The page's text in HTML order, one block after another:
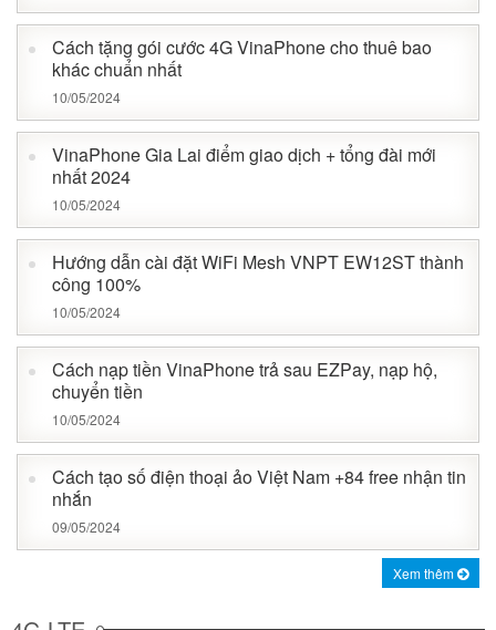
Cách tặng gói cước 4G VinaPhone cho thuê bao
khác chuẩn nhất
10/05/2024
VinaPhone Gia Lai điểm giao dịch + tổng đài mới
nhất 2024
10/05/2024
Hướng dẫn cài đặt WiFi Mesh VNPT EW12ST thành
công 100%
10/05/2024
Cách nạp tiền VinaPhone trả sau EZPay, nạp hộ,
chuyển tiền
10/05/2024
Cách tạo số điện thoại ảo Việt Nam +84 free nhận tin
nhắn
09/05/2024
Xem thêm